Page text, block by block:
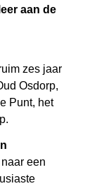
aan de
zes jaar
Osdorp,
Punt, het
een